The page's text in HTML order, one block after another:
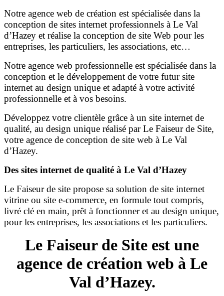
Notre agence web de création est spécialisée dans la
conception de sites internet professionnels à Le Val
d’Hazey et réalise la conception de site Web pour les
entreprises, les particuliers, les associations, etc…
Notre agence web professionnelle est spécialisée dans la
conception et le développement de votre futur site
internet au design unique et adapté à votre activité
professionnelle et à vos besoins.
Développez votre clientèle grâce à un site internet de
qualité, au design unique réalisé par Le Faiseur de Site,
votre agence de conception de site web à Le Val
d’Hazey.
Des sites internet de qualité à Le Val d’Hazey
Le Faiseur de site propose sa solution de site internet
vitrine ou site e-commerce, en formule tout compris,
livré clé en main, prêt à fonctionner et au design unique,
pour les entreprises, les associations et les particuliers.
Le Faiseur de Site est une
agence de création web à Le
Val d’Hazey.